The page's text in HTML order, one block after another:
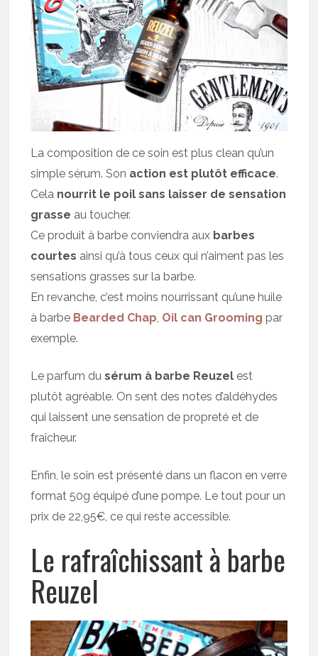
La composition de ce soin est plus clean qu’un
simple sérum. Son action est plutôt efficace.
Cela nourrit le poil sans laisser de sensation
grasse au toucher.
Ce produit à barbe conviendra aux barbes
courtes ainsi qu’à tous ceux qui n’aiment pas les
sensations grasses sur la barbe.
En revanche, c’est moins nourrissant qu’une huile
à barbe Bearded Chap, Oil can Grooming par
exemple.
Le parfum dusérum à barbe Reuzel est
plutôt agréable. On sent des notes d’aldéhydes
qui laissent une sensation de propreté et de
fraîcheur.
Enfin, le soin est présenté dans un flacon en verre
format 50g équipé d’une pompe. Le tout pour un
prix de 22,95€, ce qui reste accessible.
Le rafraîchissant à barbe
Reuzel